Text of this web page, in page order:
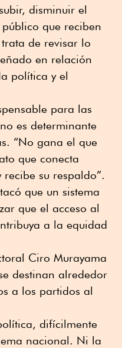
disminuir el
que reciben
de revisar lo
en relación
política y el
para las
es determinante
“No gana el que
que conecta
su respaldo”.
que un sistema
que el acceso al
a la equidad
Ciro Murayama
destinan alrededor
a los partidos al
difícilmente
nacional. Ni la